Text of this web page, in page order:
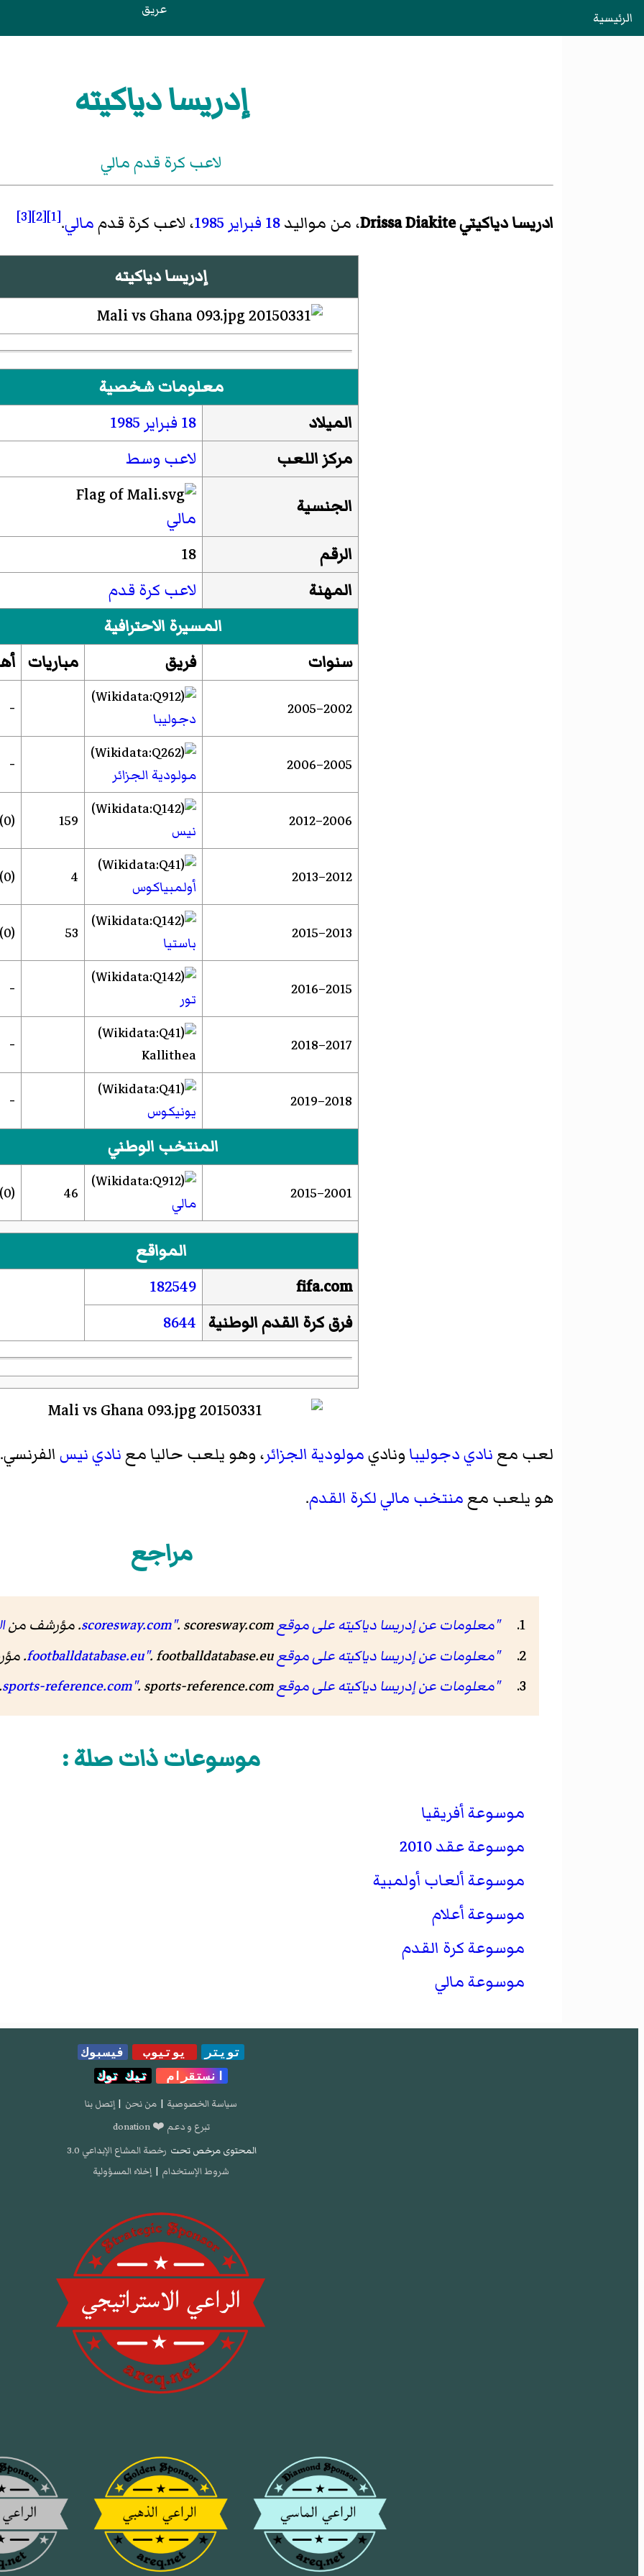
الرئيسية عريق
إدريسا دياكيته
لاعب كرة قدم مالي
ادريسا دياكيتي Drissa Diakite ، من مواليد18 فبراير 1985، لاعب كرة قدممالي.
[1]
[2]
[3]
إدريسا دياكيته
معلومات شخصية
الميلاد
18 فبراير
1985
مركز اللعب
لاعب وسط
الجنسية
مالي
الرقم
18
المهنة
لاعب كرة قدم
المسيرة الاحترافية
سنوات
فريق مباريات
2002–2005 دجوليبا -
2005–2006 مولودية الجزائر -
2006–2012 نيس 159
(0)
2012–2013 أولمبياكوس 4
(0)
2013–2015 باستيا 53
(0)
2015–2016 تور -
2017–2018
Kallithea
-
2018–2019 يونيكوس
-
المنتخب الوطني
2001–2015 مالي 46
(0)
المواقع
fifa.com
182549
فرق كرة القدم الوطنية 8644
لعب معنادي دجوليبا وناديمولودية الجزائر، وهو يلعب حاليا معنادي نيس الفرنسي.
هو يلعب معمنتخب مالي لكرة القدم.
مراجع
"معلومات عن إدريسا دياكيته على موقع scoresway.com". scoresway.com. مؤرشف من
"معلومات عن إدريسا دياكيته على موقع footballdatabase.eu". footballdatabase.eu. مؤرشف من
"معلومات عن إدريسا دياكيته على موقع sports-reference.com". sports-reference.com. مؤرشف من
موسوعات ذات صلة :
موسوعة أفريقيا
موسوعة عقد 2010
موسوعة ألعاب أولمبية
موسوعة أعلام
موسوعة كرة القدم
موسوعة مالي
تويتر يوتيوب
فيسبوك
انستقرام
تيك توك
سياسة الخصوصية | من نحن | إتصل بنا
تبرع و دعم ❤️ donation
المحتوى مرخص تحت رخصة المشاع الإبداعي 3.0
شروط الإستخدام | إخلاء المسؤولية